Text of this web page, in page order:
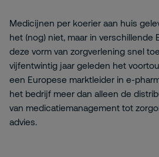
Medicijnen per koerier aan huis
het (nog) niet, maar in verschillende
deze vorm van zorgverlening snel
vijfentwintig jaar geleden het
een Europese marktleider in e-
het bedrijf meer dan alleen de
van medicatiemanagement tot
advies.